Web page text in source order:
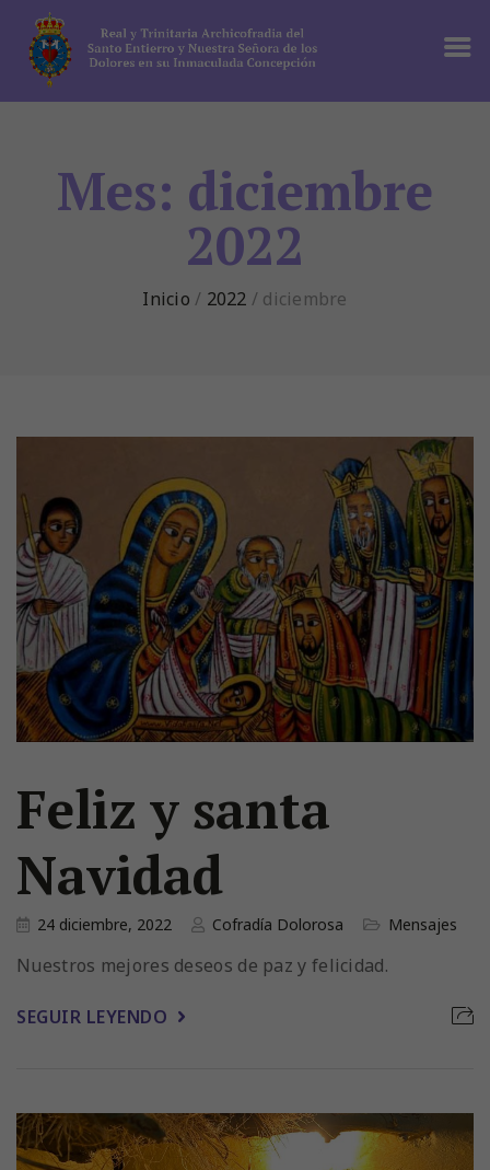
Mes: diciembre
2022
Inicio / 2022 / diciembre
Feliz y santa
Navidad
24 diciembre, 2022 Cofradía Dolorosa Mensajes
Nuestros mejores deseos de paz y felicidad.
SEGUIR LEYENDO